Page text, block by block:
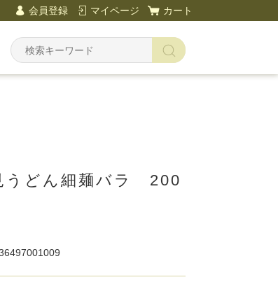
会員登録 マイページ カート
どん細麺バラ 200